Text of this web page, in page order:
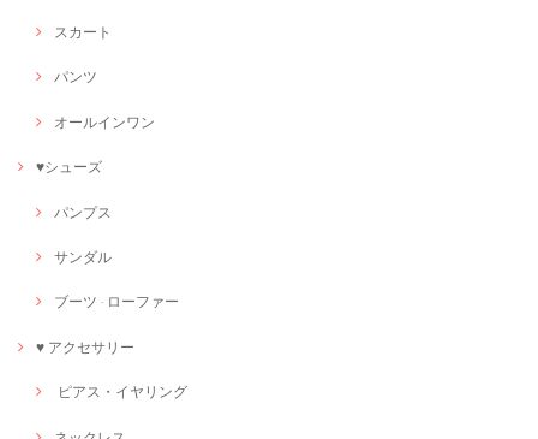
スカート
パンツ
オールインワン
♥シューズ
パンプス
サンダル
ブーツ · ローファー
♥ アクセサリー
ピアス・イヤリング